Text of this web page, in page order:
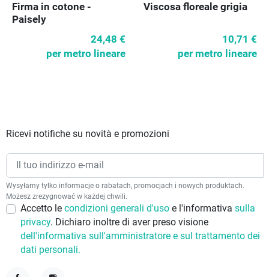
Firma in cotone -
Paisely
24,48 €
per metro lineare
Viscosa floreale grigia
10,71 €
per metro lineare
Ricevi notifiche su novità e promozioni
Wysyłamy tylko informacje o rabatach, promocjach i nowych produktach.
Możesz zrezygnować w każdej chwili.
Accetto le condizioni generali d'uso e l'informativa sulla
privacy. Dichiaro inoltre di aver preso visione
dell'informativa sull'amministratore e sul trattamento dei
dati personali.